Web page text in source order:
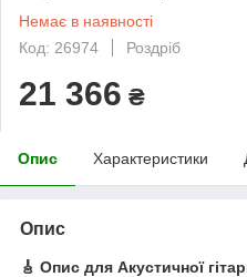
Немає в наявності
Код: 26974
Роздріб
21 366 ₴
Опис Характеристики
Опис
🎸 Опис для Акустичної